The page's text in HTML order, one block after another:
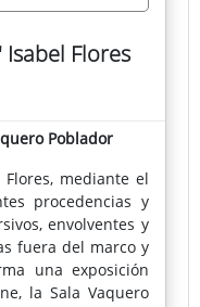
Flores
Poblador
mediante el
procedencias y
envolventes y
fuera del marco y
una exposición
la Sala Vaquero